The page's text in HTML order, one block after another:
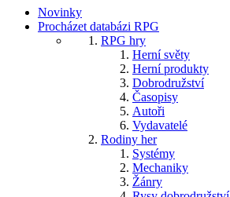
Novinky
Procházet databázi RPG
RPG hry
Herní světy
Herní produkty
Dobrodružství
Časopisy
Autoři
Vydavatelé
Rodiny her
Systémy
Mechaniky
Žánry